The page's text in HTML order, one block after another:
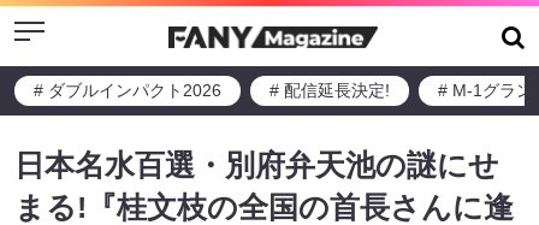
Menu
# ダブルインパクト2026 # 配信延長決定! # M-1グラン
日本名水百選・別府弁天池の謎にせ
まる!『桂文枝の全国の首長さんに逢